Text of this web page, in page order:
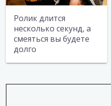
Ролик длится
несколько секунд, а
смеяться вы будете
долго